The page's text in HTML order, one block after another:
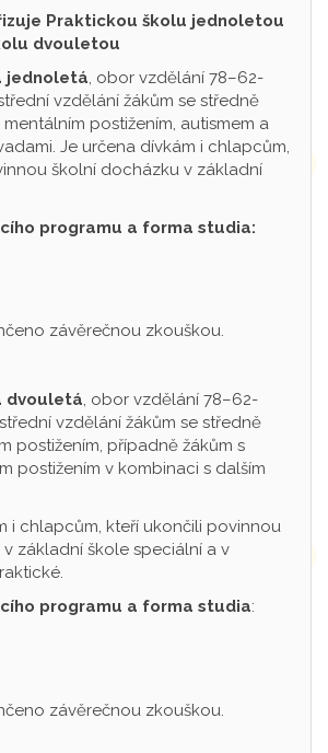
Praktickou školu jednoletou
dvouletou
jednoletá, obor vzdělání 78–62-
vzdělání žákům se středně
postižením, autismem a
Je určena dívkám i chlapcům,
školní docházku v základní
programu a forma studia:
závěrečnou zkouškou.
dvouletá, obor vzdělání 78–62-
vzdělání žákům se středně
postižením, případně žákům s
postižením v kombinaci s dalším
i chlapcům, kteří ukončili povinnou
základní škole speciální a v
programu a forma studia:
závěrečnou zkouškou.